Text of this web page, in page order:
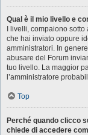
Qual è il mio livello e
I livelli, compaiono
che hai inviato oppure
amministratori. In
abusare del Forum
tuo livello. La maggior
l’amministratore
Top
Perché quando clicco
chiede di accedere